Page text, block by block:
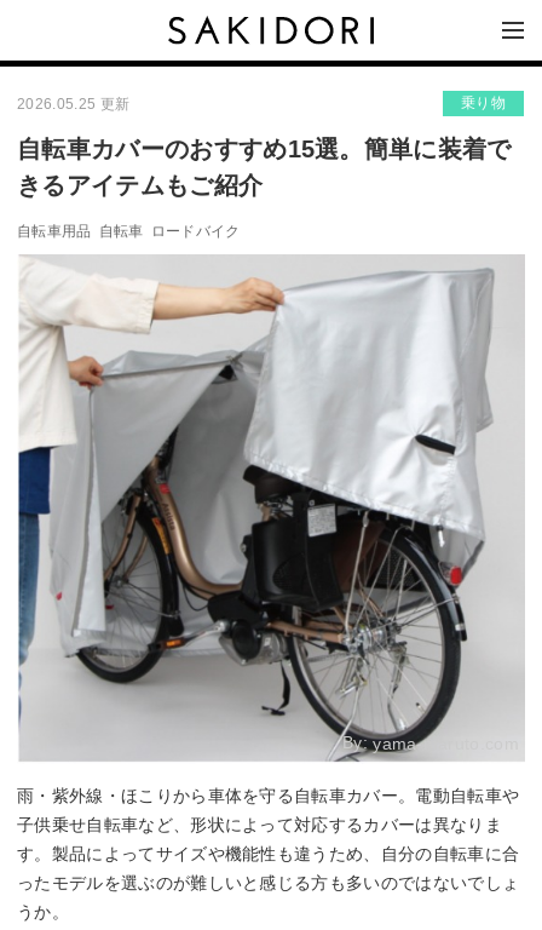
2026.05.25 更新 乗り物
自転車カバーのおすすめ15選。簡単に装着で
きるアイテムもご紹介
自転車用品 自転車 ロードバイク
By:yama-maruto.com
雨・紫外線・ほこりから車体を守る自転車カバー。電動自転車や
子供乗せ自転車など、形状によって対応するカバーは異なりま
す。製品によってサイズや機能性も違うため、自分の自転車に合
ったモデルを選ぶのが難しいと感じる方も多いのではないでしょ
うか。